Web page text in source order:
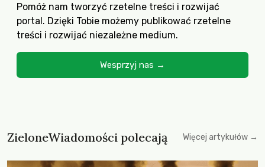
Pomóż nam tworzyć rzetelne treści i rozwijać
portal. Dzięki Tobie możemy publikować rzetelne
treści i rozwijać niezależne medium.
Wesprzyj nas →
ZieloneWiadomości polecają Więcej artykułów →